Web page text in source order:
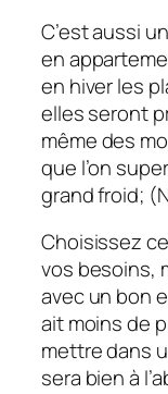
C’est aussi
en
en hiver les
elles seront
même des
que l’on
grand froid;
Choisissez
vos besoins,
avec un bon
ait moins de
mettre dans
sera bien à